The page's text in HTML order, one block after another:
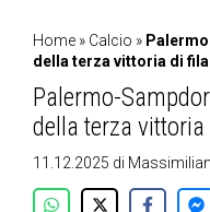
Home » Calcio »
della terza vittoria di fila
Palermo-
della terza
11.12.2025 di